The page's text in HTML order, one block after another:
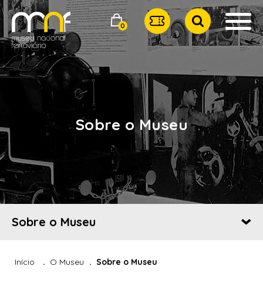
0
Sobre o Museu
Sobre o Museu
Início O Museu Sobre o Museu